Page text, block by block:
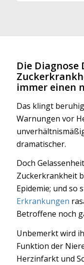
Die Diagnose
immer einen
Das klingt
Warnungen vor
dramatischer.
Doch
Zuckerkrankheit
Epidemie; und so
Erkrankungen
Betroffene noch
Unbemerkt wird
Funktion der
Herzinfarkt und